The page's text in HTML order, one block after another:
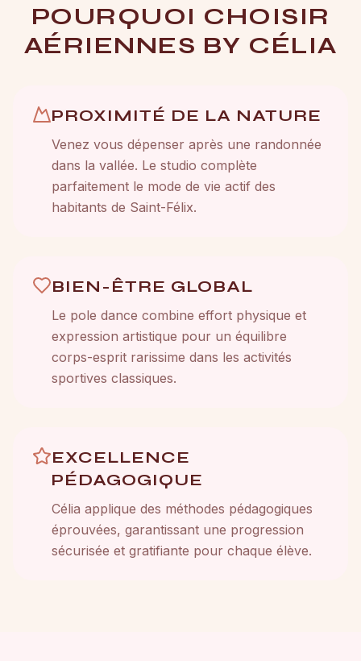
POURQUOI CHOISIR
AÉRIENNES BY CÉLIA
PROXIMITÉ DE LA NATURE
Venez vous dépenser après une randonnée
dans la vallée. Le studio complète
parfaitement le mode de vie actif des
habitants de Saint-Félix.
BIEN-ÊTRE GLOBAL
Le pole dance combine effort physique et
expression artistique pour un équilibre
corps-esprit rarissime dans les activités
sportives classiques.
EXCELLENCE
PÉDAGOGIQUE
Célia applique des méthodes pédagogiques
éprouvées, garantissant une progression
sécurisée et gratifiante pour chaque élève.